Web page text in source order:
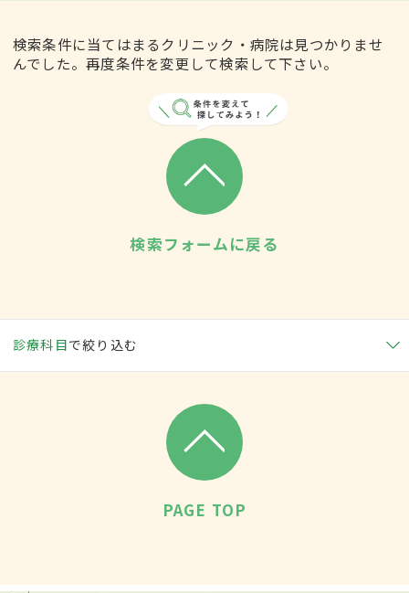
検索条件に当てはまるクリニック・病院は見つかりませ
んでした。再度条件を変更して検索して下さい。
検索フォームに戻る
診療科目で絞り込む
PAGE TOP